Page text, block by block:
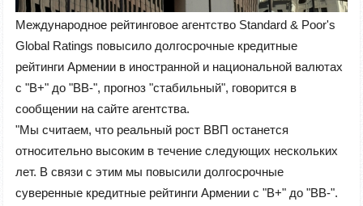
Международное рейтинговое агентство Standard & Poor's
Global Ratings повысило долгосрочные кредитные
рейтинги Армении в иностранной и национальной валютах
с "B+" до "BB-", прогноз "стабильный", говорится в
сообщении на сайте агентства.
"Мы считаем, что реальный рост ВВП останется
относительно высоким в течение следующих нескольких
лет. В связи с этим мы повысили долгосрочные
суверенные кредитные рейтинги Армении с "B+" до "BB-".